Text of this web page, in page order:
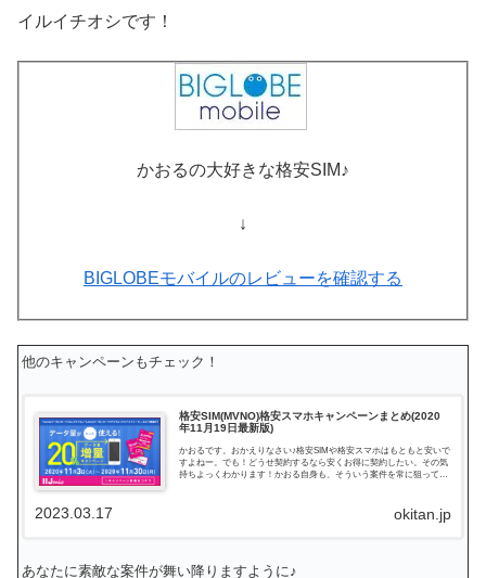
イルイチオシです！
かおるの大好きな格安SIM♪
↓
BIGLOBEモバイルのレビューを確認する
他のキャンペーンもチェック！
格安SIM(MVNO)格安スマホキャンペーンまとめ(2020
年11月19日最新版)
かおるです。おかえりなさい♪格安SIMや格安スマホはもともと安いで
すよねー。でも！どうせ契約するなら安くお得に契約したい。その気
持ちよっくわかります！かおる自身も、そういう案件を常に狙ってま
okitan.jp
2023.03.17
あなたに素敵な案件が舞い降りますように♪